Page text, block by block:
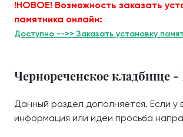
!НОВОЕ! Возможность заказать
памятника онлайн:
Доступно -->> Заказать установку
Чернореченское кладбище
Данный раздел дополняется. Если у
информация или идеи просьба